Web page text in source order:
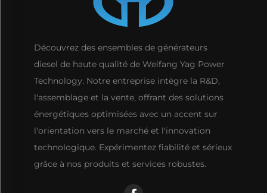
Découvrez des ensembles de générateurs
diesel de haute qualité de Weifang Yag Power
Technology. Notre entreprise intègre la R&D,
l'assemblage et la vente, offrant des solutions
énergétiques optimisées avec un accent sur
l'orientation vers le marché et l'innovation
technologique. Expérimentez fiabilité et sérieux
grâce à nos produits et services robustes.